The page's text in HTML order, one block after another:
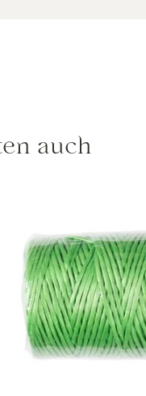
auch